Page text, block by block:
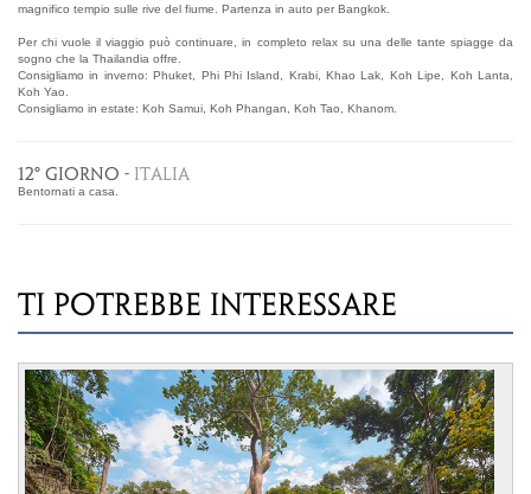
magnifico tempio sulle rive del fiume. Partenza in auto per Bangkok.
Per chi vuole il viaggio può continuare, in completo relax su una delle tante spiagge da
sogno che la Thailandia offre.
Consigliamo in inverno: Phuket, Phi Phi Island, Krabi, Khao Lak, Koh Lipe, Koh Lanta,
Koh Yao.
Consigliamo in estate: Koh Samui, Koh Phangan, Koh Tao, Khanom.
12° GIORNO - ITALIA
Bentornati a casa.
TI POTREBBE INTERESSARE